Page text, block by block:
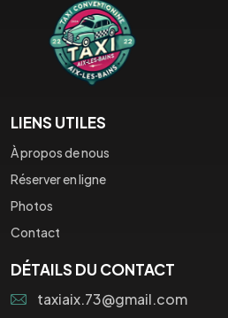
LIENS UTILES
À propos de nous
Réserver en ligne
Photos
Contact
DÉTAILS DU CONTACT
taxiaix.73@gmail.com